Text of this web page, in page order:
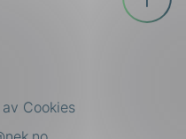
av Cookies
toppen